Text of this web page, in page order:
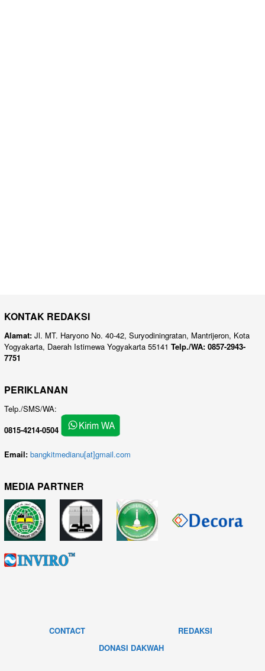
KONTAK REDAKSI
Alamat: Jl. MT. Haryono No. 40-42, Suryodiningratan, Mantrijeron, Kota
Yogyakarta, Daerah Istimewa Yogyakarta 55141 Telp./WA: 0857-2943-
7751
PERIKLANAN
Telp./SMS/WA:
0815-4214-0504
Email: bangkitmedianu[at]gmail.com
MEDIA PARTNER
CONTACT
REDAKSI
DONASI DAKWAH